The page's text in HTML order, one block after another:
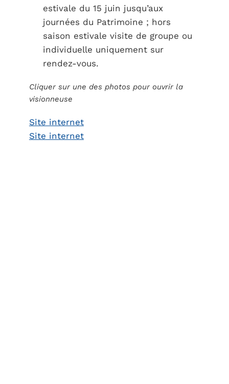
estivale du 15 juin jusqu’aux
journées du Patrimoine ; hors
saison estivale visite de groupe ou
individuelle uniquement sur
rendez-vous.
Cliquer sur une des photos pour ouvrir la
visionneuse
Site internet
Site internet